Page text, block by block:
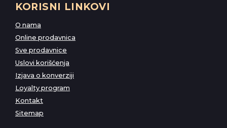
KORISNI LINKOVI
O nama
Online prodavnica
Sve prodavnice
Uslovi korišćenja
Izjava o konverziji
Loyalty program
Kontakt
Sitemap